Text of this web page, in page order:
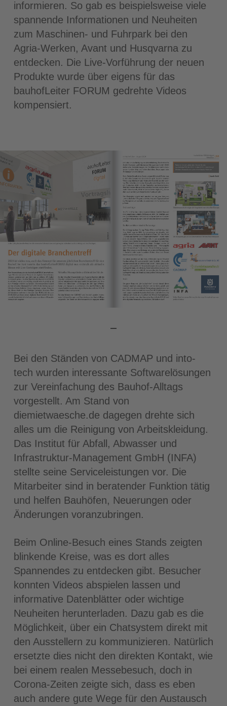
informieren. So gab es beispielsweise viele
spannende Informationen und Neuheiten
zum Maschinen- und Fuhrpark bei den
Agria-Werken, Avant und Husqvarna zu
entdecken. Die Live-Vorführung der neuen
Produkte wurde über eigens für das
bauhofLeiter FORUM gedrehte Videos
kompensiert.
Bei den Ständen von CADMAP und into-
tech wurden interessante Softwarelösungen
zur Vereinfachung des Bauhof-Alltags
vorgestellt. Am Stand von
diemietwaesche.de dagegen drehte sich
alles um die Reinigung von Arbeitskleidung.
Das Institut für Abfall, Abwasser und
Infrastruktur-Management GmbH (INFA)
stellte seine Serviceleistungen vor. Die
Mitarbeiter sind in beratender Funktion tätig
und helfen Bauhöfen, Neuerungen oder
Änderungen voranzubringen.
Beim Online-Besuch eines Stands zeigten
blinkende Kreise, was es dort alles
Spannendes zu entdecken gibt. Besucher
konnten Videos abspielen lassen und
informative Datenblätter oder wichtige
Neuheiten herunterladen. Dazu gab es die
Möglichkeit, über ein Chatsystem direkt mit
den Ausstellern zu kommunizieren. Natürlich
ersetzte dies nicht den direkten Kontakt, wie
bei einem realen Messebesuch, doch in
Corona-Zeiten zeigte sich, dass es eben
auch andere gute Wege für den Austausch